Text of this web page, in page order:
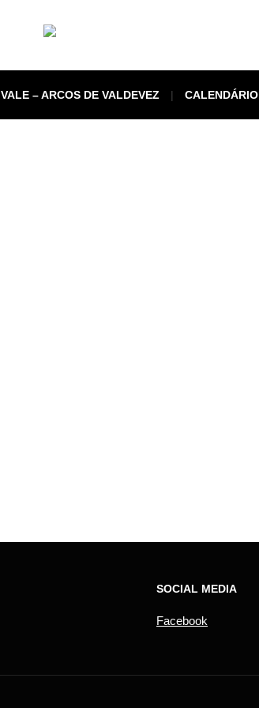
VALE – ARCOS DE VALDEVEZ CALENDÁRIO
SOCIAL MEDIA
Facebook